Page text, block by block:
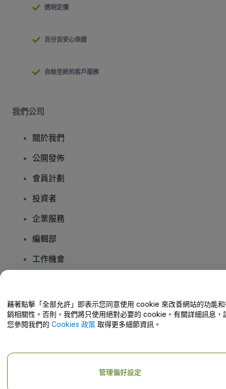
透明定價
百分百安心保證
自始至終的客戶服務
我們公司
關於我們
公開發佈
會員計劃
投資者
企業服務
編輯部
工作機會
幫助中心 / 聯絡我們
公司詳情
藉著點擊「全部允許」即表示您同意使用 cookie 來改善網站的功能
銷相關性。否則，我們將只使用絕對必要的 cookie。有關詳細訊息，
您參閱我們的 Cookies 政策 取得更多細節資訊。
管理偏好設定